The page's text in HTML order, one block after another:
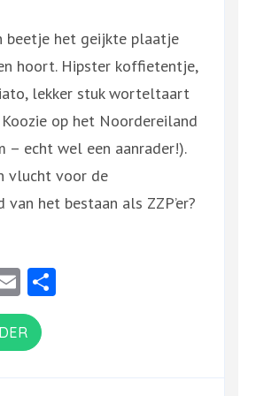
beetje het geijkte plaatje
hoort. Hipster koffietentje,
lekker stuk worteltaart
op het Noordereiland
– echt wel een aanrader!).
vlucht voor de
van het bestaan als ZZP’er?
Email